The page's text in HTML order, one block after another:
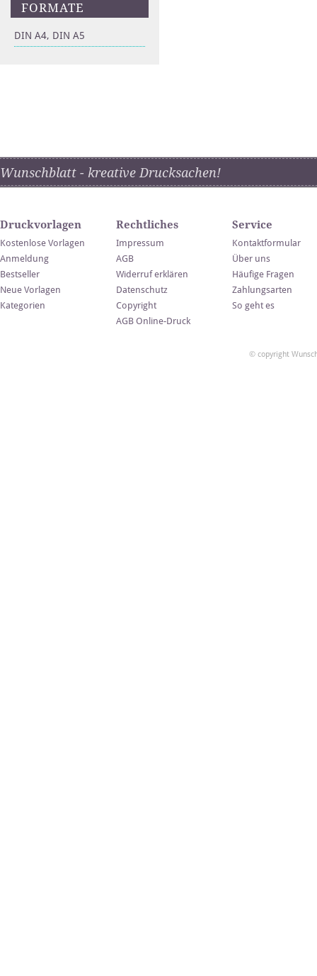
FORMATE
DIN A4, DIN A5
Wunschblatt - kreative Drucksachen!
Druckvorlagen
Kostenlose Vorlagen
Anmeldung
Bestseller
Neue Vorlagen
Kategorien
Rechtliches
Impressum
AGB
Widerruf erklären
Datenschutz
Copyright
AGB Online-Druck
Service
Kontaktformular
Über uns
Häufige Fragen
Zahlungsarten
So geht es
© copyright